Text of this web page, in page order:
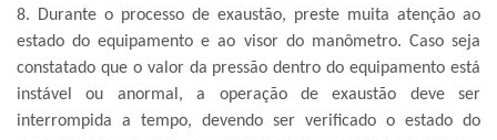
8. Durante o processo de exaustão, preste muita atenção ao
estado do equipamento e ao visor do manômetro. Caso seja
constatado que o valor da pressão dentro do equipamento está
instável ou anormal, a operação de exaustão deve ser
interrompida a tempo, devendo ser verificado o estado do